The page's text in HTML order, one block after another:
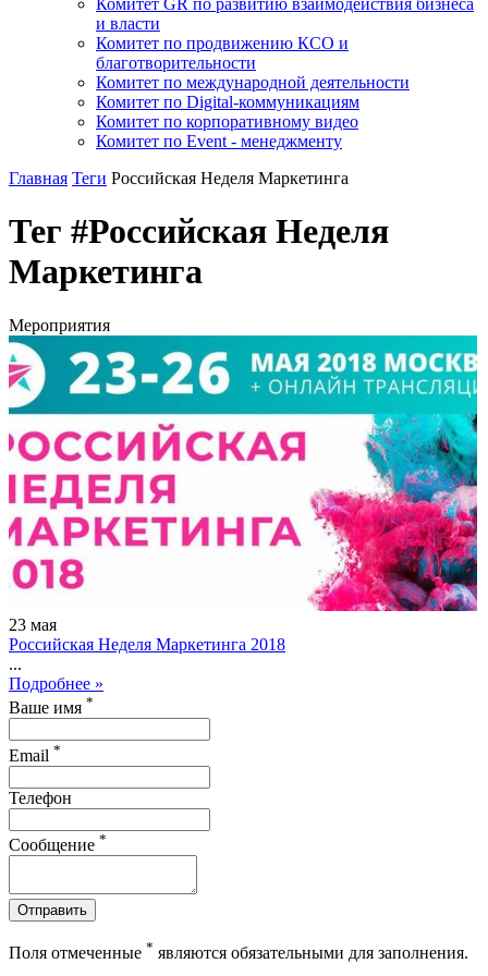
Комитет GR по развитию взаимодействия бизнеса
и власти
Комитет по продвижению КСО и
благотворительности
Комитет по международной деятельности
Комитет по Digital-коммуникациям
Комитет по корпоративному видео
Комитет по Event - менеджменту
Главная Теги Российская Неделя Маркетинга
Тег #Российская Неделя
Маркетинга
Мероприятия
23 мая
Российская Неделя Маркетинга 2018
...
Подробнее »
Ваше имя *
Email *
Телефон
Сообщение *
Отправить
Поля отмеченные * являются обязательными для заполнения.